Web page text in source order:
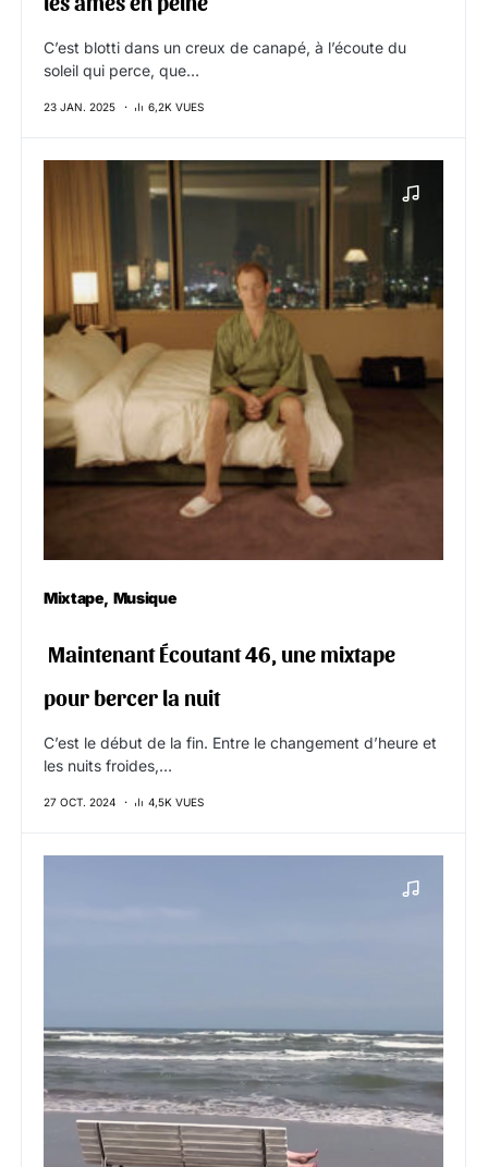
C’est blotti dans un creux de canapé, à l’écoute du
soleil qui perce, que…
23 JAN. 2025 6,2K VUES
Mixtape Musique
‍️ Maintenant Écoutant 46, une mixtape
pour bercer la nuit
C’est le début de la fin. Entre le changement d’heure et
les nuits froides,…
27 OCT. 2024 4,5K VUES